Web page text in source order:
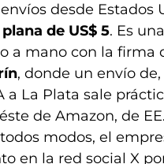
desde Estados
de US$ 5. Es una
a mano con la firma
, donde un envío
a La Plata sale
de Amazon, de
modos, el
en la red social X